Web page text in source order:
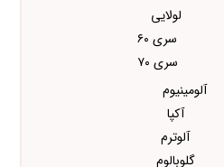
لولایی
سری ۶۰
سری ۷۰
آلومینیوم
آکپا
آلوترم
گلوبالوم